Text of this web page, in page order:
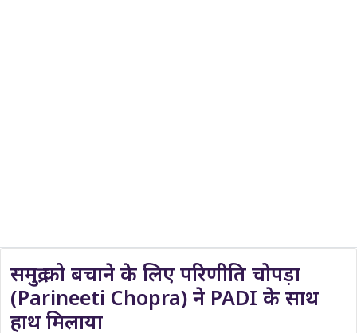
समुद्र को बचाने के लिए परिणीति चोपड़ा
(Parineeti Chopra) ने PADI के साथ
हाथ मिलाया